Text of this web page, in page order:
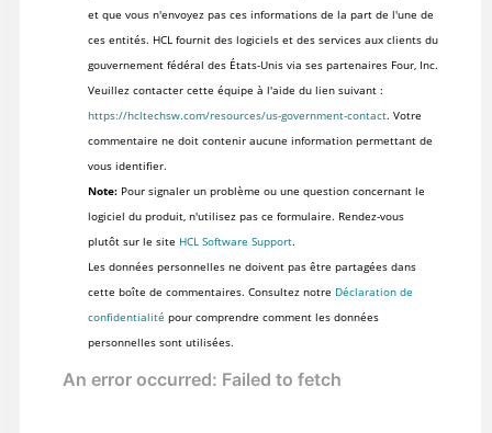
et que vous n'envoyez pas ces informations de la part de l'une de
ces entités. HCL fournit des logiciels et des services aux clients du
gouvernement fédéral des États-Unis via ses partenaires Four, Inc.
Veuillez contacter cette équipe à l'aide du lien suivant :
https://hcltechsw.com/resources/us-government-contact. Votre
commentaire ne doit contenir aucune information permettant de
vous identifier.
Note:Pour signaler un problème ou une question concernant le
logiciel du produit, n'utilisez pas ce formulaire. Rendez-vous
plutôt sur le site HCL Software Support.
Les données personnelles ne doivent pas être partagées dans
cette boîte de commentaires. Consultez notre Déclaration de
confidentialité pour comprendre comment les données
personnelles sont utilisées.